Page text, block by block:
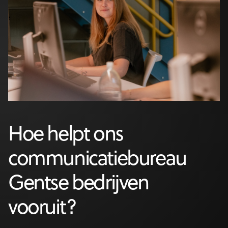
Hoe helpt ons
communicatiebureau
Gentse bedrijven
vooruit?